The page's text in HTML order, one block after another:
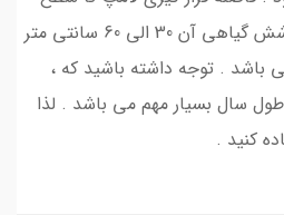
گیاه ، 20 الی 60 سانت و پوشش گیاهی آن 30 الی 60 سانتی متر
. توجه داشته باشید که ،
سال بسیار مهم می باشد . لذا
کنید .